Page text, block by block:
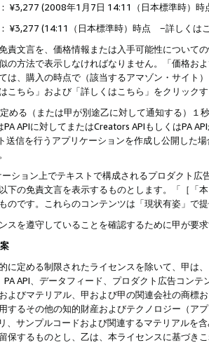
¥3,277 (2008年1月7日 14:11（日本標準時）
¥3,277 (14:11（日本標準時）時点 −詳しくは
責文言を、価格情報または入手可能性について
の方法で表示しなければなりません。「価格
は、購入の時点で（該当するアマゾン・サイト
こちら」および「詳しくはこちら」をクリック
める（または甲が別途乙に対して通知する）
PA APIに対してまたはCreators APIもしくはPA
送信を行うアプリケーションを作成し公開した
ション上でテキストで構成されるプロダクト
下の免責文言を表示するものとします。「［「
のです。これらのコンテンツは「現状有姿」で
スを遵守していることを確認するために甲が要
に定める制限されたライセンスを除いて、甲は
PA API、データフィード、プロダクト広告コン
よびマテリアル、甲および甲の関連会社の商
するその他の知的財産およびテクノロジー（ア
リ、サンプルコードおよび関連するマテリアル
保するものとし、乙は、本ライセンスに基づき